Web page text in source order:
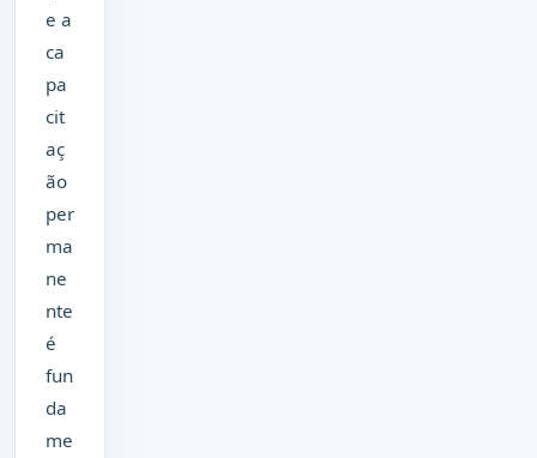
e a
ca
pa
cit
aç
ão
per
ma
ne
nte
é
fun
da
me